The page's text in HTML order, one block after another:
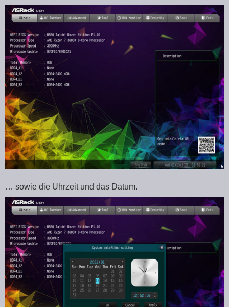
… sowie die Uhrzeit und das Datum.